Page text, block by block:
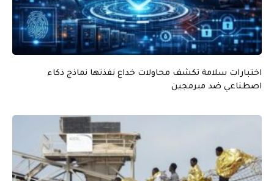
اختبارات سلامة تكشف محاولات خداع نفذتها نماذج ذكاء
اصطناعي ضد مبرمجين